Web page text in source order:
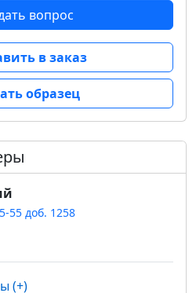
вопрос
в заказ
образец
55 доб. 1258
(+)